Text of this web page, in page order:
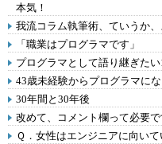
本気！
我流コラム執筆術、ていうか、
「職業はプログラマです」
プログラマとして語り継ぎた
43歳未経験からプログラマに
30年間と30年後
改めて、コメント欄って必要で
Ｑ．女性はエンジニアに向いて